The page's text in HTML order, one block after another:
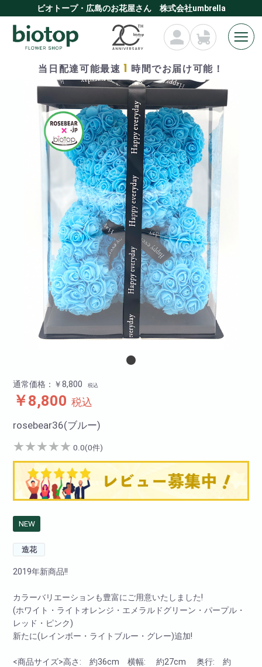
ビオトープ・広島のお花屋さん 株式会社umbrella
当日配達可能最速 1 時間でお届け可能！
通常価格：￥8,800 税込
￥8,800 税込
rosebear36(ブルー)
★★★★★ 0.0(0件)
NEW
造花
2019年新商品!!
カラーバリエーションも豊富にご用意いたしました!
(ホワイト・ライトオレンジ・エメラルドグリーン・パープル・
レッド・ピンク)
新たに(レインボー・ライトブルー・グレー)追加!
<商品サイズ>高さ: 約36cm 横幅: 約27cm 奥行: 約